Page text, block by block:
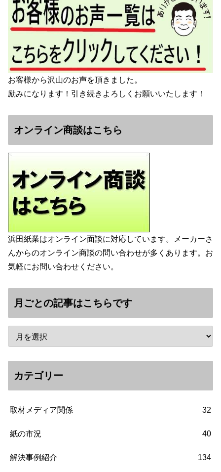
お客様から沢山のお声を頂きました。
励みになります！引き続きよろしくお願いいたします！
オンライン商談はこちら
浜田紙業はオンライン面談に対応しています。メーカーさ
んからのオンライン商談の問い合わせが多くあります。お
気軽にお問い合わせください。
月ごとの記事はこちらです
カテゴリー
取材メディア関係 32
紙の市況 40
解決事例紹介 134